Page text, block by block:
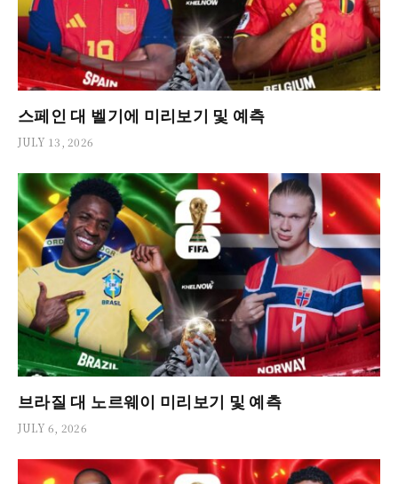
스페인 대 벨기에 미리보기 및 예측
JULY 13, 2026
브라질 대 노르웨이 미리보기 및 예측
JULY 6, 2026